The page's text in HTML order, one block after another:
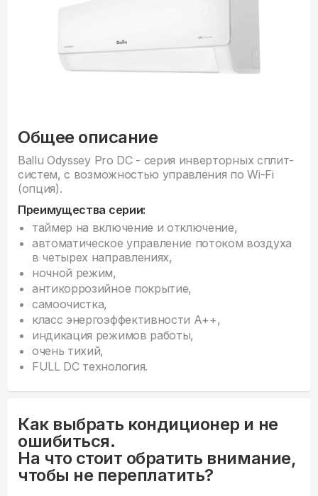
Общее описание
Ballu Odyssey Pro DC - серия инверторных сплит-
систем, с возможностью управления по Wi-Fi
(опция).
Преимущества серии:
таймер на включение и отключение,
автоматическое управление потоком воздуха
в четырех направлениях,
ночной режим,
антикоррозийное покрытие,
самоочистка,
класс энергоэффективности А++,
индикация режимов работы,
очень тихий,
FULL DC технология.
Как выбрать кондиционер и не
ошибиться.
На что стоит обратить внимание,
чтобы не переплатить?